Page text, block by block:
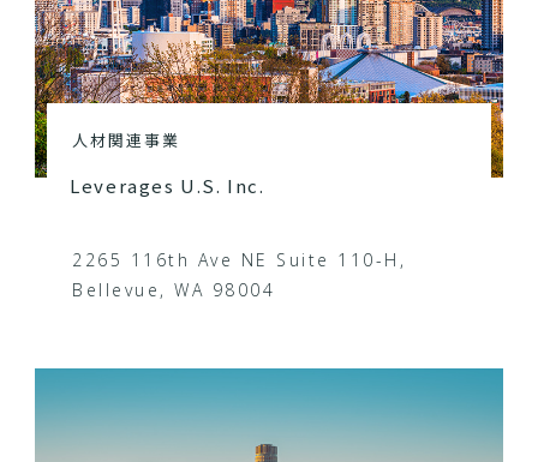
人材関連事業
Leverages U.S. Inc.
2265 116th Ave NE Suite 110-H,
Bellevue, WA 98004